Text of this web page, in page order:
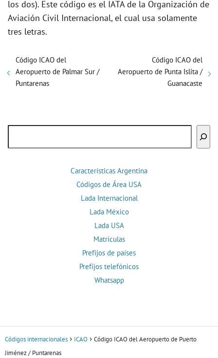
los dos). Este código es el IATA de la Organización de
Aviación Civil Internacional, el cual usa solamente
tres letras.
Código ICAO del
Aeropuerto de Palmar Sur /
Puntarenas
Código ICAO del
Aeropuerto de Punta Islita /
Guanacaste
Características Argentina
Códigos de Área USA
Lada Internacional
Lada México
Lada USA
Matrículas
Prefijos de países
Prefijos telefónicos
Whatsapp
Códigos internacionales ICAO
Código ICAO del Aeropuerto de Puerto
Jiménez / Puntarenas